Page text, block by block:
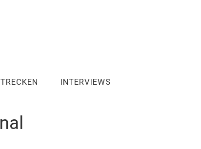
INTERVIEWS